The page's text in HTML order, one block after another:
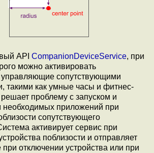
API CompanionDeviceService, при
можно активировать
сопутствующими
такими как умные часы и фитнес-
проблему с запуском и
необходимых приложений при
сопутствующего
активирует сервис при
поблизости и отправляет
отключении устройства или при